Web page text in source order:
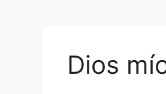
Dios